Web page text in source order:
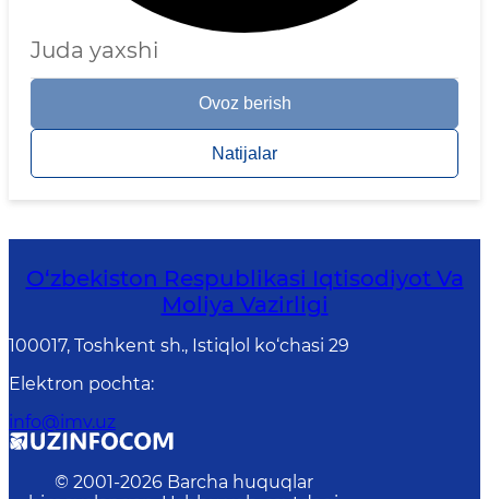
Juda yaxshi
Ovoz berish
Natijalar
O‘zbekiston Respublikasi Iqtisodiyot Va
Moliya Vazirligi
100017, Toshkent sh., Istiqlol ko‘chasi 29
Elektron pochta:
info@imv.uz
© 2001-2026 Barcha huquqlar